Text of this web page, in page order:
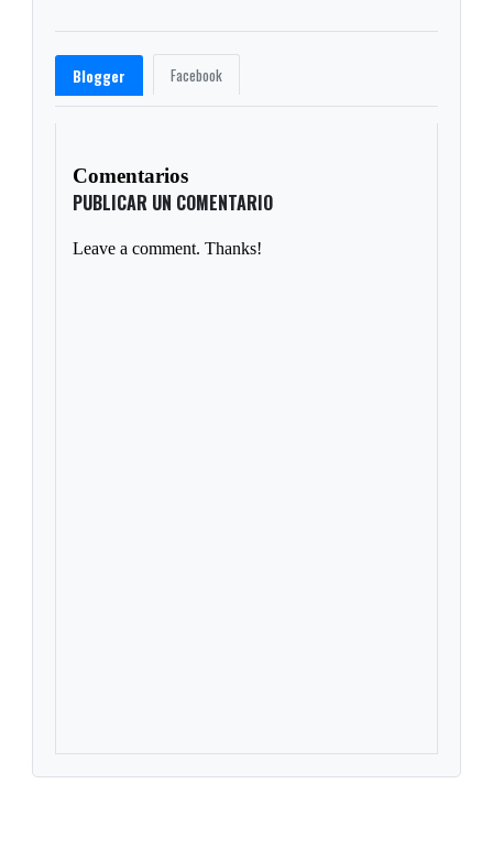
Blogger Facebook
Comentarios
PUBLICAR UN COMENTARIO
Leave a comment. Thanks!